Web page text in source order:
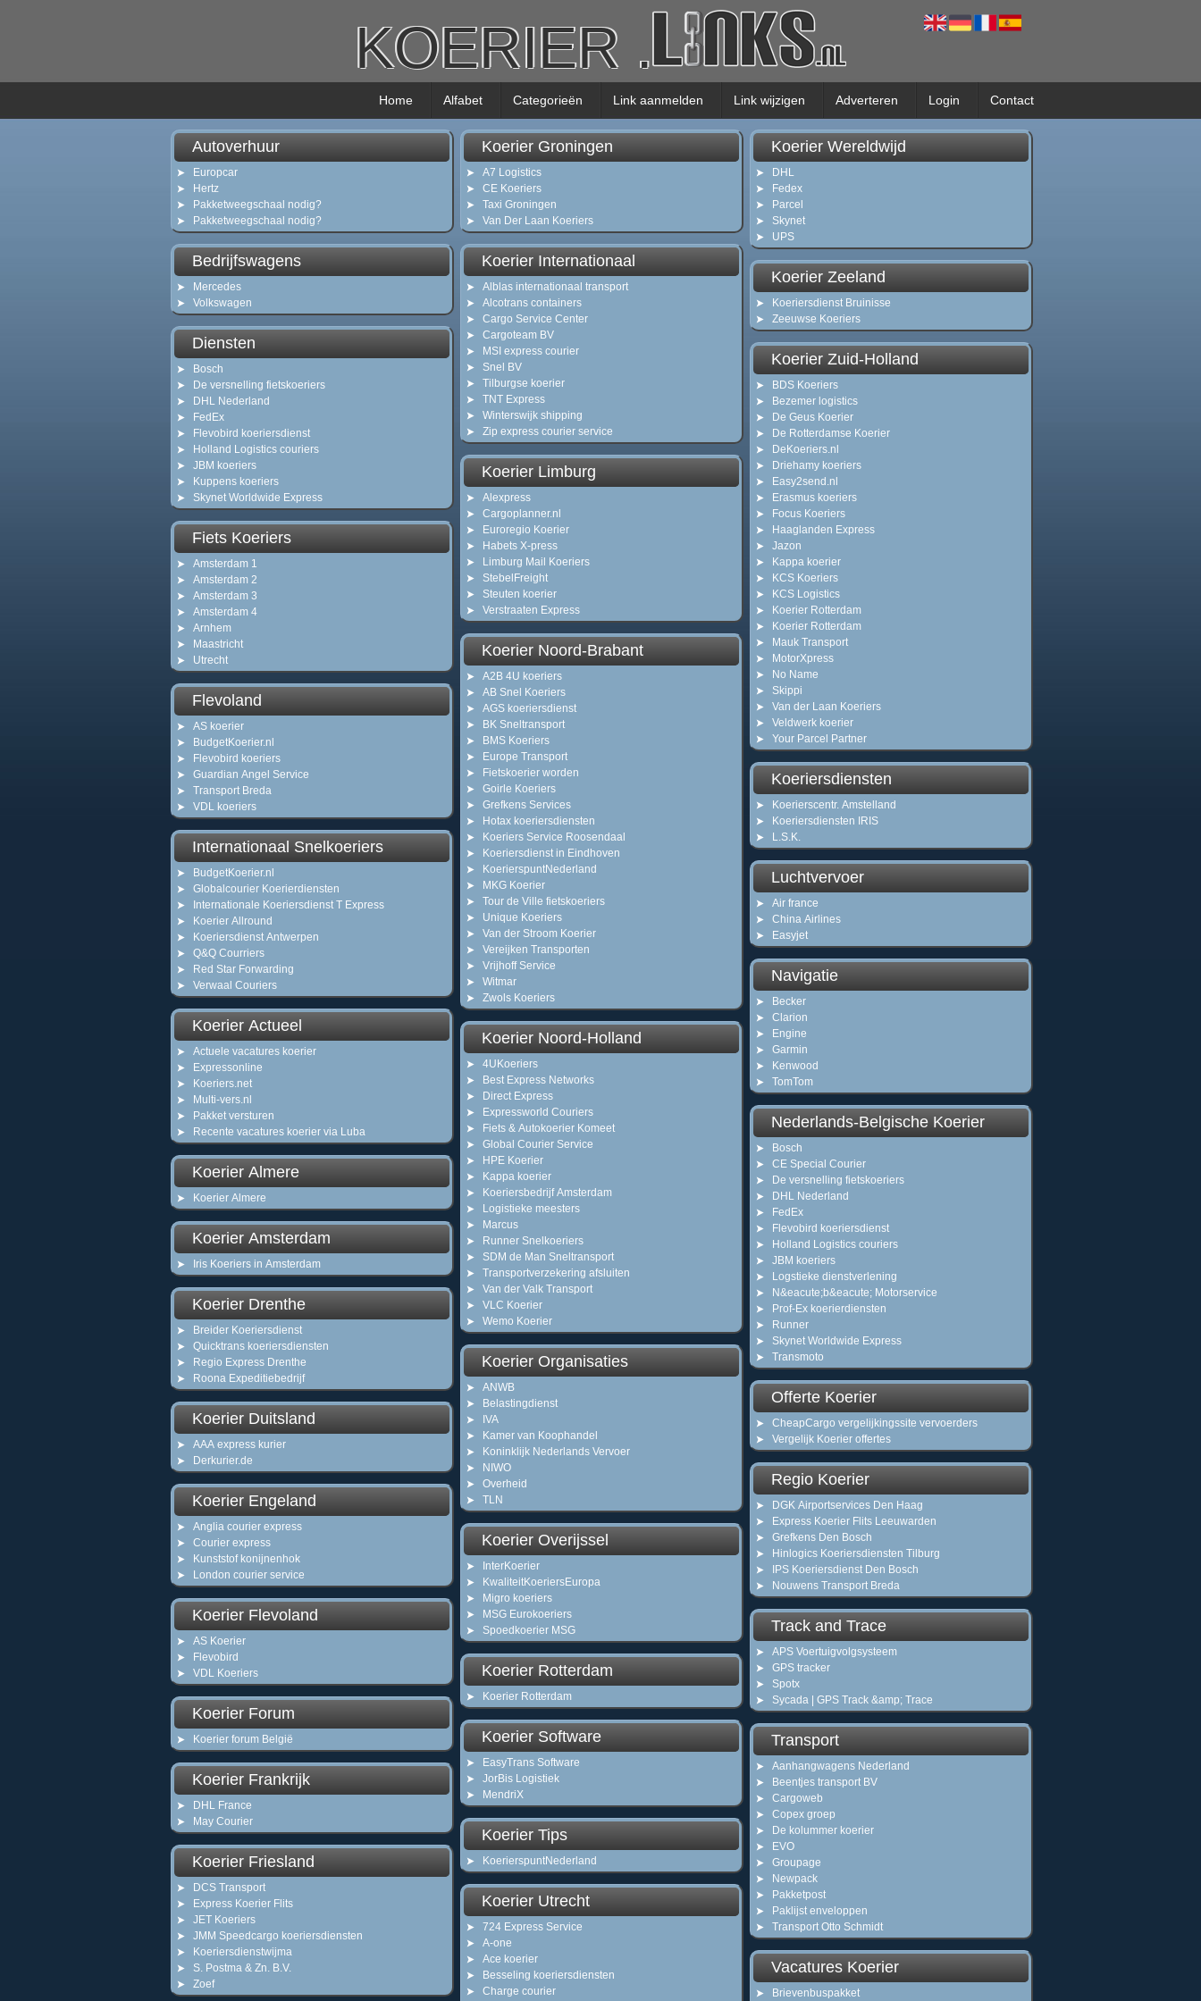
KOERIER .
Home Alfabet Categorieën Link aanmelden Link wijzigen Adverteren Login Contact
Autoverhuur
Europcar
Hertz
Pakketweegschaal nodig?
Pakketweegschaal nodig?
Bedrijfswagens
Mercedes
Volkswagen
Diensten
Bosch
De versnelling fietskoeriers
DHL Nederland
FedEx
Flevobird koeriersdienst
Holland Logistics couriers
JBM koeriers
Kuppens koeriers
Skynet Worldwide Express
Fiets Koeriers
Amsterdam 1
Amsterdam 2
Amsterdam 3
Amsterdam 4
Arnhem
Maastricht
Utrecht
Flevoland
AS koerier
BudgetKoerier.nl
Flevobird koeriers
Guardian Angel Service
Transport Breda
VDL koeriers
Internationaal Snelkoeriers
BudgetKoerier.nl
Globalcourier Koerierdiensten
Internationale Koeriersdienst T Express
Koerier Allround
Koeriersdienst Antwerpen
Q&Q Courriers
Red Star Forwarding
Verwaal Couriers
Koerier Actueel
Actuele vacatures koerier
Expressonline
Koeriers.net
Multi-vers.nl
Pakket versturen
Recente vacatures koerier via Luba
Koerier Almere
Koerier Almere
Koerier Amsterdam
Iris Koeriers in Amsterdam
Koerier Drenthe
Breider Koeriersdienst
Quicktrans koeriersdiensten
Regio Express Drenthe
Roona Expeditiebedrijf
Koerier Duitsland
AAA express kurier
Derkurier.de
Koerier Engeland
Anglia courier express
Courier express
Kunststof konijnenhok
London courier service
Koerier Flevoland
AS Koerier
Flevobird
VDL Koeriers
Koerier Forum
Koerier forum België
Koerier Frankrijk
DHL France
May Courier
Koerier Friesland
DCS Transport
Express Koerier Flits
JET Koeriers
JMM Speedcargo koeriersdiensten
Koeriersdienstwijma
S. Postma & Zn. B.V.
Zoef
Koerier Groningen
A7 Logistics
CE Koeriers
Taxi Groningen
Van Der Laan Koeriers
Koerier Internationaal
Alblas internationaal transport
Alcotrans containers
Cargo Service Center
Cargoteam BV
MSI express courier
Snel BV
Tilburgse koerier
TNT Express
Winterswijk shipping
Zip express courier service
Koerier Limburg
Alexpress
Cargoplanner.nl
Euroregio Koerier
Habets X-press
Limburg Mail Koeriers
StebelFreight
Steuten koerier
Verstraaten Express
Koerier Noord-Brabant
A2B 4U koeriers
AB Snel Koeriers
AGS koeriersdienst
BK Sneltransport
BMS Koeriers
Europe Transport
Fietskoerier worden
Goirle Koeriers
Grefkens Services
Hotax koeriersdiensten
Koeriers Service Roosendaal
Koeriersdienst in Eindhoven
KoerierspuntNederland
MKG Koerier
Tour de Ville fietskoeriers
Unique Koeriers
Van der Stroom Koerier
Vereijken Transporten
Vrijhoff Service
Witmar
Zwols Koeriers
Koerier Noord-Holland
4UKoeriers
Best Express Networks
Direct Express
Expressworld Couriers
Fiets & Autokoerier Komeet
Global Courier Service
HPE Koerier
Kappa koerier
Koeriersbedrijf Amsterdam
Logistieke meesters
Marcus
Runner Snelkoeriers
SDM de Man Sneltransport
Transportverzekering afsluiten
Van der Valk Transport
VLC Koerier
Wemo Koerier
Koerier Organisaties
ANWB
Belastingdienst
IVA
Kamer van Koophandel
Koninklijk Nederlands Vervoer
NIWO
Overheid
TLN
Koerier Overijssel
InterKoerier
KwaliteitKoeriersEuropa
Migro koeriers
MSG Eurokoeriers
Spoedkoerier MSG
Koerier Rotterdam
Koerier Rotterdam
Koerier Software
EasyTrans Software
JorBis Logistiek
MendriX
Koerier Tips
KoerierspuntNederland
Koerier Utrecht
724 Express Service
A-one
Ace koerier
Besseling koeriersdiensten
Charge courier
Koerier Wereldwijd
DHL
Fedex
Parcel
Skynet
UPS
Koerier Zeeland
Koeriersdienst Bruinisse
Zeeuwse Koeriers
Koerier Zuid-Holland
BDS Koeriers
Bezemer logistics
De Geus Koerier
De Rotterdamse Koerier
DeKoeriers.nl
Driehamy koeriers
Easy2send.nl
Erasmus koeriers
Focus Koeriers
Haaglanden Express
Jazon
Kappa koerier
KCS Koeriers
KCS Logistics
Koerier Rotterdam
Koerier Rotterdam
Mauk Transport
MotorXpress
No Name
Skippi
Van der Laan Koeriers
Veldwerk koerier
Your Parcel Partner
Koeriersdiensten
Koerierscentr. Amstelland
Koeriersdiensten IRIS
L.S.K.
Luchtvervoer
Air france
China Airlines
Easyjet
Navigatie
Becker
Clarion
Engine
Garmin
Kenwood
TomTom
Nederlands-Belgische Koerier
Bosch
CE Special Courier
De versnelling fietskoeriers
DHL Nederland
FedEx
Flevobird koeriersdienst
Holland Logistics couriers
JBM koeriers
Logstieke dienstverlening
N&eacute;b&eacute; Motorservice
Prof-Ex koerierdiensten
Runner
Skynet Worldwide Express
Transmoto
Offerte Koerier
CheapCargo vergelijkingssite vervoerders
Vergelijk Koerier offertes
Regio Koerier
DGK Airportservices Den Haag
Express Koerier Flits Leeuwarden
Grefkens Den Bosch
Hinlogics Koeriersdiensten Tilburg
IPS Koeriersdienst Den Bosch
Nouwens Transport Breda
Track and Trace
APS Voertuigvolgsysteem
GPS tracker
Spotx
Sycada | GPS Track &amp; Trace
Transport
Aanhangwagens Nederland
Beentjes transport BV
Cargoweb
Copex groep
De kolummer koerier
EVO
Groupage
Newpack
Pakketpost
Paklijst enveloppen
Transport Otto Schmidt
Vacatures Koerier
Brievenbuspakket